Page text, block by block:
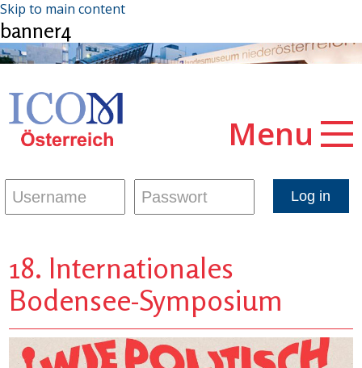
Skip to main content
banner4
Menu
18. Internationales
Bodensee-Symposium